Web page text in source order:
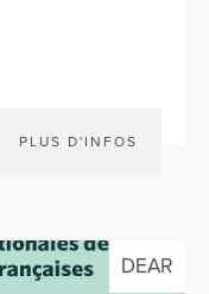
PLUS D'INFOS
DEAR